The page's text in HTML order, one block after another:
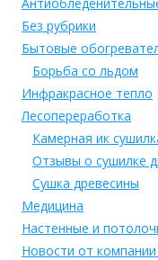
Без рубрики
Бытовые
Борьба со льдом
Инфракрасное тепло
Лесопереработка
Камерная ик
Отзывы о сушилке
Сушка древесины
Медицина
Настенные и
Новости от